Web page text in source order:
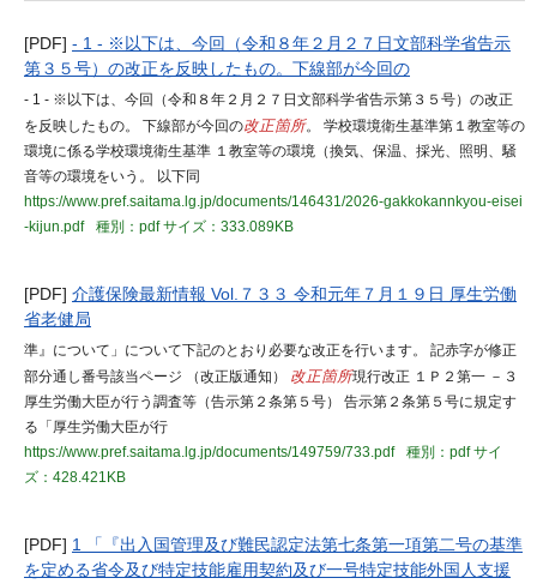
[PDF] - 1 - ※以下は、今回（令和８年２月２７日文部科学省告示
第３５号）の改正を反映したもの。下線部が今回の
- 1 - ※以下は、今回（令和８年２月２７日文部科学省告示第３５号）の改正
を反映したもの。 下線部が今回の改正箇所。 学校環境衛生基準第１教室等の
環境に係る学校環境衛生基準 １教室等の環境（換気、保温、採光、照明、騒
音等の環境をいう。 以下同
https://www.pref.saitama.lg.jp/documents/146431/2026-gakkokannkyou-eisei
-kijun.pdf
種別：pdfサイズ：333.089KB
[PDF] 介護保険最新情報 Vol.７３３ 令和元年７月１９日 厚生労働
省老健局
準』について」について下記のとおり必要な改正を行います。 記赤字が修正
部分通し番号該当ページ （改正版通知） 改正箇所現行改正 １Ｐ２第一 －３
厚生労働大臣が行う調査等（告示第２条第５号） 告示第２条第５号に規定す
る「厚生労働大臣が行
https://www.pref.saitama.lg.jp/documents/149759/733.pdf
種別：pdfサイ
ズ：428.421KB
[PDF] 1 「『出入国管理及び難民認定法第七条第一項第二号の基準
を定める省令及び特定技能雇用契約及び一号特定技能外国人支援